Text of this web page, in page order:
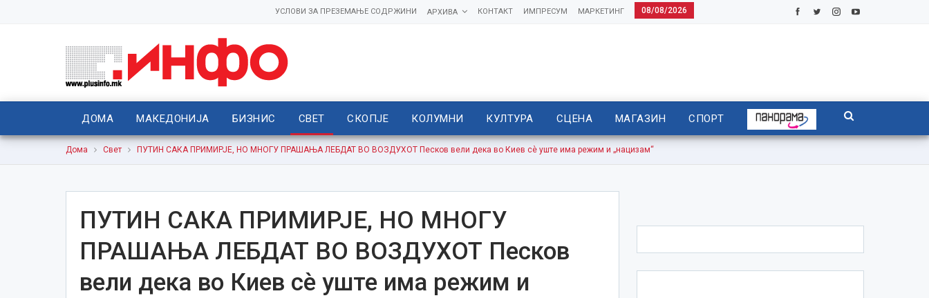
08/08/2026
МАРКЕТИНГ
ИМПРЕСУМ
КОНТАКТ
АРХИВА
УСЛОВИ ЗА ПРЕЗЕМАЊЕ СОДРЖИНИ
ДОМА МАКЕДОНИЈА БИЗНИС СВЕТ СКОПЈЕ КОЛУМНИ КУЛТУРА СЦЕНА МАГАЗИН СПОРТ
Дома Свет ПУТИН САКА ПРИМИРЈЕ, НО МНОГУ ПРАШАЊА ЛЕБДАТ ВО ВОЗДУХОТ Песков вели дека во Киев сè уште има режим и „нацизам“
ПУТИН САКА ПРИМИРЈЕ, НО МНОГУ
ПРАШАЊА ЛЕБДАТ ВО ВОЗДУХОТ Песков
вели дека во Киев сè уште има режим и